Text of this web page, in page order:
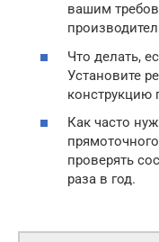
вашим
Что делать,
Установите
конструкцию
Как часто
проверять
раза в год.